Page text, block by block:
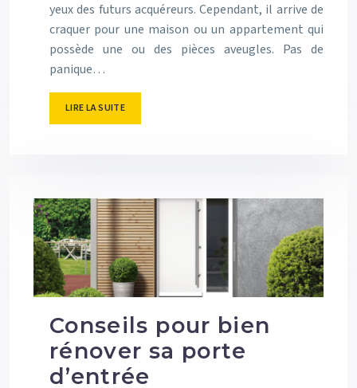
yeux des futurs acquéreurs. Cependant, il arrive de
craquer pour une maison ou un appartement qui
possède une ou des pièces aveugles. Pas de
panique…
LIRE LA SUITE
Conseils pour bien
rénover sa porte
d’entrée